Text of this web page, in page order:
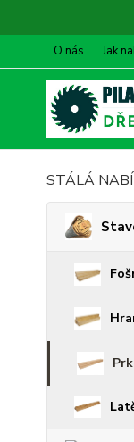
O nás Jak
STÁLÁ